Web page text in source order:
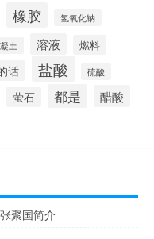
橡胶 氢氧化钠
土 溶液 燃料
话 盐酸 硫酸
萤石 都是 醋酸
聚国简介